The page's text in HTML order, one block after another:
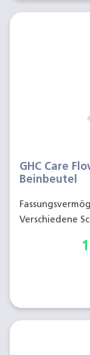
GHC Care
Beinbeutel
Verschiedene